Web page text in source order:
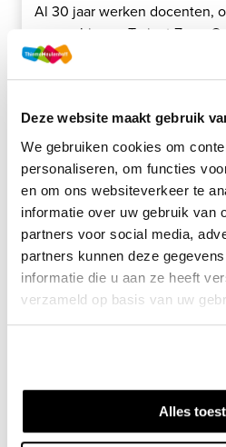
Deze website maakt gebruik
We gebruiken cookies om
personaliseren, om functies
en om ons websiteverkeer te
informatie over uw gebruik van
partners voor social media,
partners kunnen deze
informatie die u aan ze heeft
verzameld op basis van uw
Alles
Al 30 jaar werken docenten,
samen binnen Traject Zorg.
hoe deze samenwerking leidt
praktijkgericht onderwijs
Lees meer
Interviews
1 mei 2025